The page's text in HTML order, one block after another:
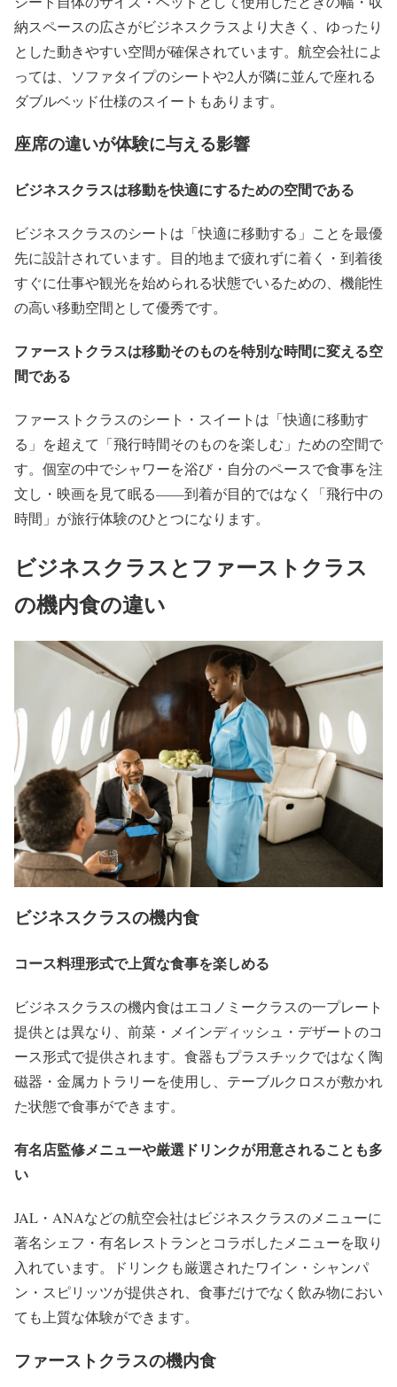
納スペースの広さがビジネスクラスより大きく、ゆったり
とした動きやすい空間が確保されています。航空会社によ
っては、ソファタイプのシートや2人が隣に並んで座れる
ダブルベッド仕様のスイートもあります。
座席の違いが体験に与える影響
ビジネスクラスは移動を快適にするための空間である
ビジネスクラスのシートは「快適に移動する」ことを最優
先に設計されています。目的地まで疲れずに着く・到着後
すぐに仕事や観光を始められる状態でいるための、機能性
の高い移動空間として優秀です。
ファーストクラスは移動そのものを特別な時間に変える空
間である
ファーストクラスのシート・スイートは「快適に移動す
る」を超えて「飛行時間そのものを楽しむ」ための空間で
す。個室の中でシャワーを浴び・自分のペースで食事を注
文し・映画を見て眠る——到着が目的ではなく「飛行中の
時間」が旅行体験のひとつになります。
ビジネスクラスとファーストクラス
の機内食の違い
ビジネスクラスの機内食
コース料理形式で上質な食事を楽しめる
ビジネスクラスの機内食はエコノミークラスの一プレート
提供とは異なり、前菜・メインディッシュ・デザートのコ
ース形式で提供されます。食器もプラスチックではなく陶
磁器・金属カトラリーを使用し、テーブルクロスが敷かれ
た状態で食事ができます。
有名店監修メニューや厳選ドリンクが用意されることも多
い
JAL・ANAなどの航空会社はビジネスクラスのメニューに
著名シェフ・有名レストランとコラボしたメニューを取り
入れています。ドリンクも厳選されたワイン・シャンパ
ン・スピリッツが提供され、食事だけでなく飲み物におい
ても上質な体験ができます。
ファーストクラスの機内食